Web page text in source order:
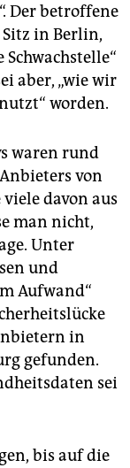
Der betroffene
in Berlin,
aber, „wie wir
worden.
waren rund
von
davon aus
man nicht,
Unter
und
Aufwand“
in
gefunden.
sei
bis auf die